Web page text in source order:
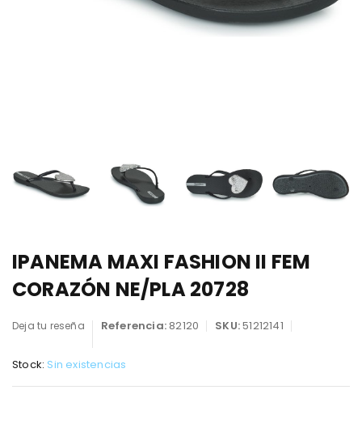
IPANEMA MAXI FASHION II FEM
CORAZÓN NE/PLA 20728
Deja tu reseña Referencia: 82120 SKU:51212141
Stock: Sin existencias